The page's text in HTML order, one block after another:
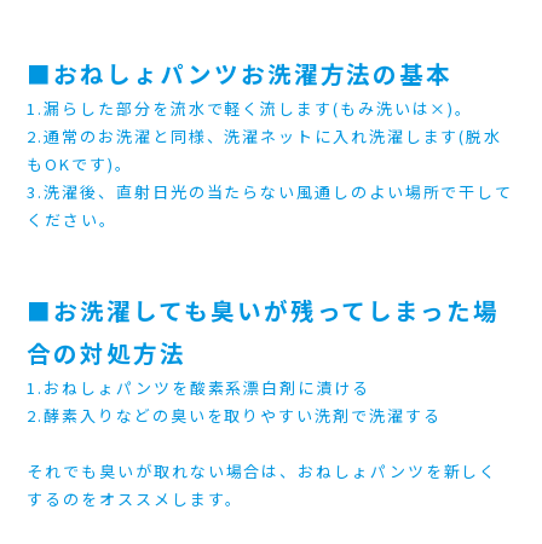
■おねしょパンツお洗濯方法の基本
1.漏らした部分を流水で軽く流します(もみ洗いは×)。
2.通常のお洗濯と同様、洗濯ネットに入れ洗濯します(脱水
もOKです)。
3.洗濯後、直射日光の当たらない風通しのよい場所で干して
ください。
■お洗濯しても臭いが残ってしまった場
合の対処方法
1.おねしょパンツを酸素系漂白剤に漬ける
2.酵素入りなどの臭いを取りやすい洗剤で洗濯する
それでも臭いが取れない場合は、おねしょパンツを新しく
するのをオススメします。